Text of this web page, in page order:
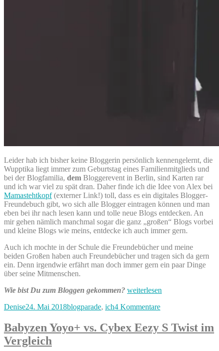
Leider hab ich bisher keine Bloggerin persönlich kennengelernt, die
Wupptika liegt immer zum Geburtstag eines Familienmitglieds und
bei der Blogfamilia, dem Bloggerevent in Berlin, sind Karten rar
und ich war viel zu spät dran. Daher finde ich die Idee von Alex bei
Mamastehtkopf(externer Link!) toll, dass es ein digitales Blogger-
Freundebuch gibt, wo sich alle Blogger eintragen können und man
eben bei ihr nach lesen kann und tolle neue Blogs entdecken. An
mir gehen nämlich manchmal sogar die ganz „großen“ Blogs vorbei
und kleine Blogs wie meins, entdecke ich auch immer gern.
Auch ich mochte in der Schule die Freundebücher und meine
beiden Großen haben auch Freundebücher und tragen sich da gern
ein. Denn irgendwie erfährt man doch immer gern ein paar Dinge
über seine Mitmenschen.
Wie bist Du zum Bloggen gekommen? „Das
Blogger-
von
Mamastehtkopf“
weiterlesen
Autor
DeniseVeröffentlicht
24. Mai 2018Kategorien
blogparade, ich4 Kommentarezu
digitale
Blogger-
Babyzen Yoyo+ vs. Cybex Eezy S Twist im
Vergleich